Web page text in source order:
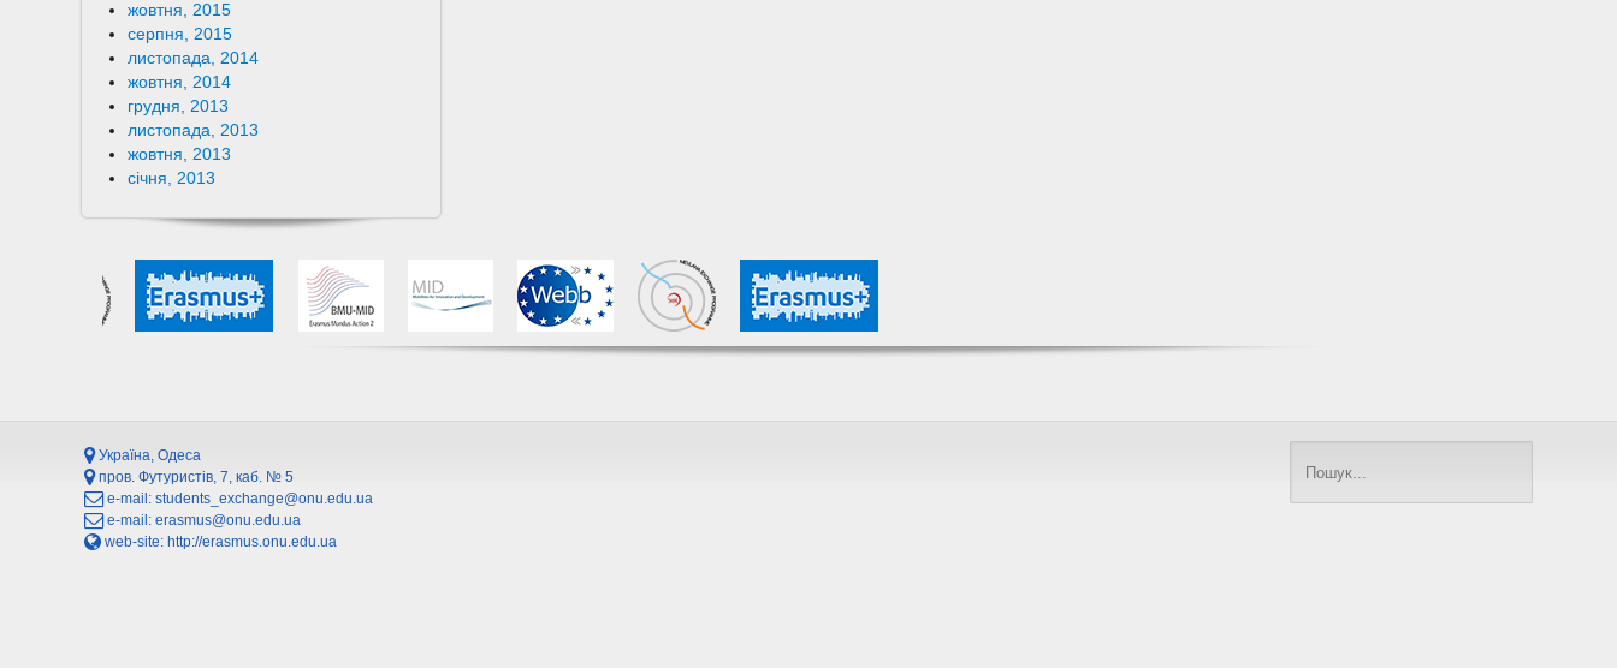
жовтня, 2015
серпня, 2015
листопада, 2014
жовтня, 2014
грудня, 2013
листопада, 2013
жовтня, 2013
січня, 2013
Україна, Одеса
пров. Футуристів, 7, каб. № 5
e-mail: students_exchange@onu.edu.ua
e-mail: erasmus@onu.edu.ua
web-site: http://erasmus.onu.edu.ua